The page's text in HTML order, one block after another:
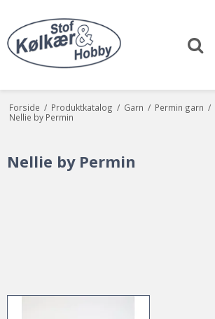
Forside / Produktkatalog / Garn / Permin garn /
Nellie by Permin
Nellie by Permin